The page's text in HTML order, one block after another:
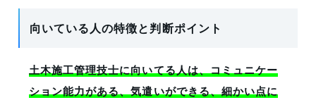
向いている人の特徴と判断ポイント
土木施工管理技士に向いてる人は、コミュニケー
ション能力がある、気遣いができる、細かい点に